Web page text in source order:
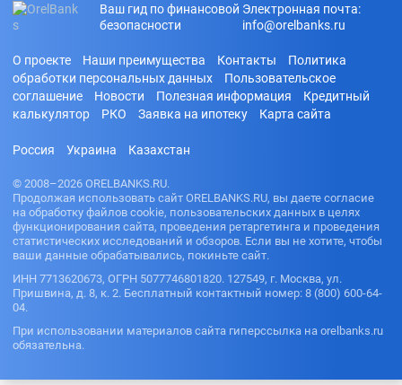
Ваш гид по финансовой
безопасности
Электронная почта:
info@orelbanks.ru
О проекте Наши преимущества Контакты
Политика
обработки персональных данных
Пользовательское
соглашение
Новости Полезная информация
Кредитный
калькулятор
РКО Заявка на ипотеку Карта сайта
Россия Украина Казахстан
© 2008–2026 ORELBANKS.RU.
Продолжая использовать сайт ORELBANKS.RU, вы даете согласие
на обработку файлов cookie, пользовательских данных в целях
функционирования сайта, проведения ретаргетинга и проведения
статистических исследований и обзоров. Если вы не хотите, чтобы
ваши данные обрабатывались, покиньте сайт.
ИНН 7713620673, ОГРН 5077746801820. 127549, г. Москва, ул.
Пришвина, д. 8, к. 2. Бесплатный контактный номер: 8 (800) 600-64-
04.
При использовании материалов сайта гиперссылка на orelbanks.ru
обязательна.